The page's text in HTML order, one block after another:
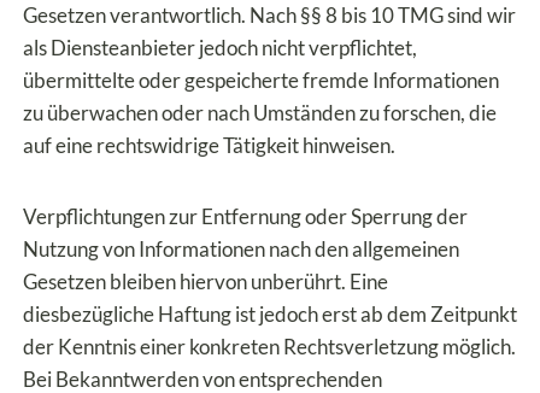
Gesetzen verantwortlich. Nach §§ 8 bis 10 TMG sind wir
als Diensteanbieter jedoch nicht verpflichtet,
übermittelte oder gespeicherte fremde Informationen
zu überwachen oder nach Umständen zu forschen, die
auf eine rechtswidrige Tätigkeit hinweisen.
Verpflichtungen zur Entfernung oder Sperrung der
Nutzung von Informationen nach den allgemeinen
Gesetzen bleiben hiervon unberührt. Eine
diesbezügliche Haftung ist jedoch erst ab dem Zeitpunkt
der Kenntnis einer konkreten Rechtsverletzung möglich.
Bei Bekanntwerden von entsprechenden